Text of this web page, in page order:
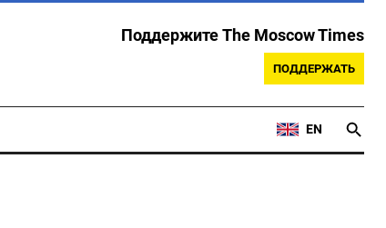
Поддержите The Moscow Times
ПОДДЕРЖАТЬ
EN